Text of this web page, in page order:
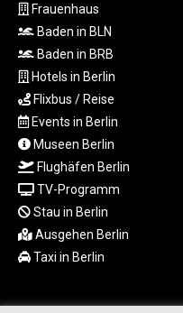
Frauenhaus
Baden in BLN
Baden in BRB
Hotels in Berlin
Flixbus / Reise
Events in Berlin
Museen Berlin
Flughäfen Berlin
TV-Programm
Stau in Berlin
Ausgehen Berlin
Taxi in Berlin